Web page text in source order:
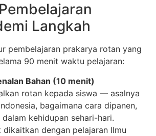
Langkah
pembelajaran prakarya rotan yang
90 menit waktu pelajaran:
Bahan (10 menit)
rotan kepada siswa — asalnya
bagaimana cara dipanen,
kehidupan sehari-hari.
dikaitkan dengan pelajaran Ilmu